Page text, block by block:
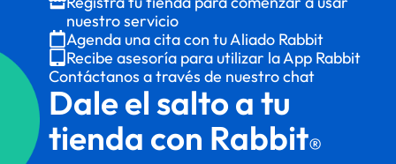
nuestro servicio
Agenda una cita con tu Aliado Rabbit
Recibe asesoría para utilizar la App Rabbit
Contáctanos a través de nuestro chat
Dale el salto a tu
tienda con Rabbit®